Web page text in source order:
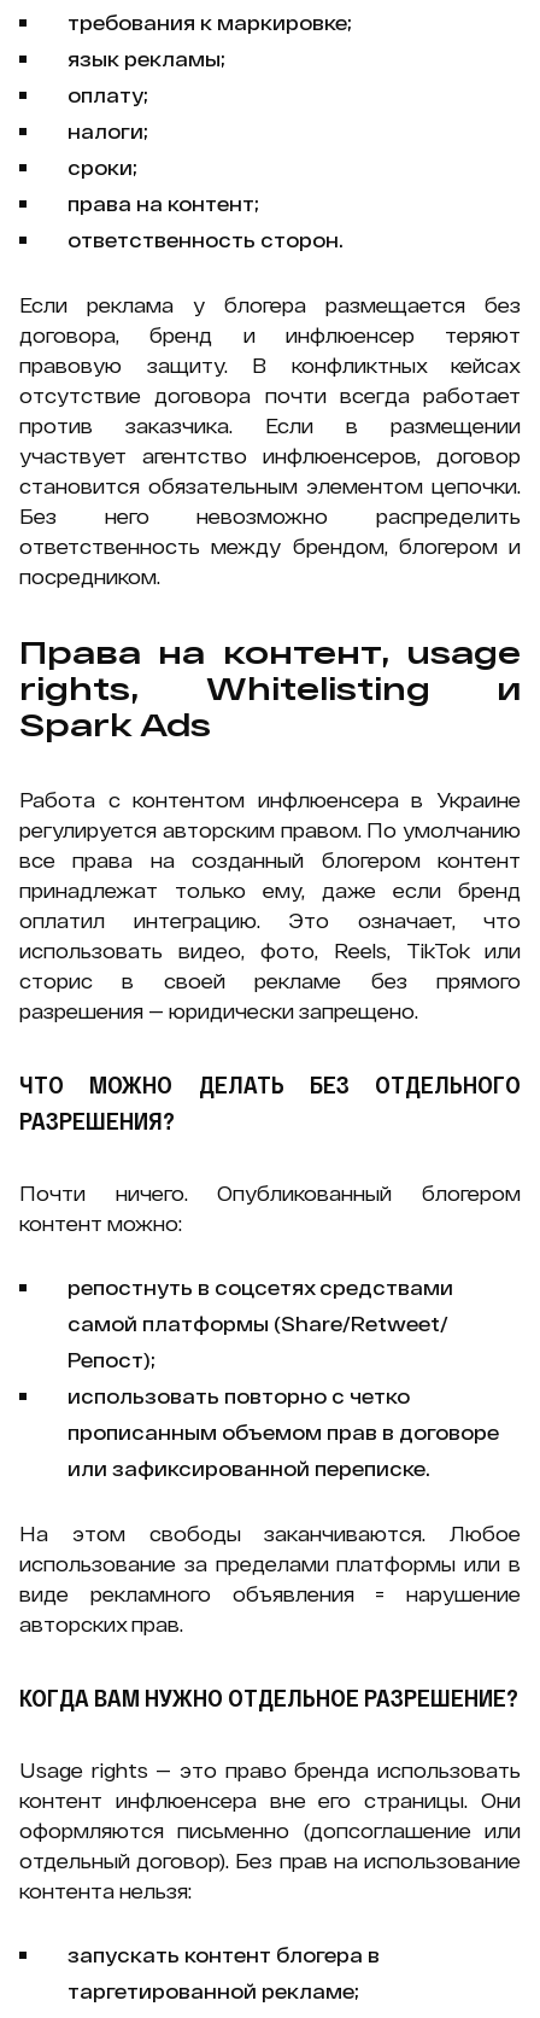
требования к маркировке;
язык рекламы;
оплату;
налоги;
сроки;
права на контент;
ответственность сторон.
Если реклама у блогера размещается без
договора, бренд и инфлюенсер теряют
правовую защиту. В конфликтных кейсах
отсутствие договора почти всегда работает
против заказчика. Если в размещении
участвует агентство инфлюенсеров, договор
становится обязательным элементом цепочки.
Без него невозможно распределить
ответственность между брендом, блогером и
посредником.
Права на контент, usage
rights, Whitelisting и
Spark Ads
Работа с контентом инфлюенсера в Украине
регулируется авторским правом. По умолчанию
все права на созданный блогером контент
принадлежат только ему, даже если бренд
оплатил интеграцию. Это означает, что
использовать видео, фото, Reels, TikTok или
сторис в своей рекламе без прямого
разрешения — юридически запрещено.
ЧТО МОЖНО ДЕЛАТЬ БЕЗ ОТДЕЛЬНОГО
РАЗРЕШЕНИЯ?
Почти ничего. Опубликованный блогером
контент можно:
репостнуть в соцсетях средствами
самой платформы (Share/Retweet/
Репост);
использовать повторно с четко
прописанным объемом прав в договоре
или зафиксированной переписке.
На этом свободы заканчиваются. Любое
использование за пределами платформы или в
виде рекламного объявления = нарушение
авторских прав.
КОГДА ВАМ НУЖНО ОТДЕЛЬНОЕ РАЗРЕШЕНИЕ?
Usage rights — это право бренда использовать
контент инфлюенсера вне его страницы. Они
оформляются письменно (допсоглашение или
отдельный договор). Без прав на использование
контента нельзя:
запускать контент блогера в
таргетированной рекламе;